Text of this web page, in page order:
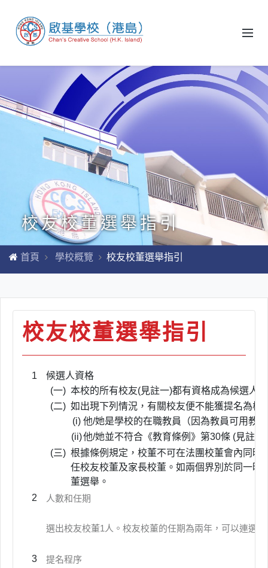
校友校董選舉指引
首頁 學校概覽 校友校董選舉指引
校友校董選舉指引
1
候選人資格
(一) 本校的所有校友(見註一)都有資格成為候選人；
(二) 如出現下列情況，有關校友便不能獲提名為校
(i) 他/她是學校的在職教員（因為教員可用教
(ii)他/她並不符合《教育條例》第30條 (見註
(三) 根據條例規定，校董不可在法團校董會內同
任校友校董及家長校董。如兩個界別於同一
董選舉。
2
人數和任期
選出校友校董1人。校友校董的任期為兩年，可以連選
3 提名程序